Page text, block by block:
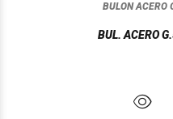
BULON ACERO
BUL. ACERO